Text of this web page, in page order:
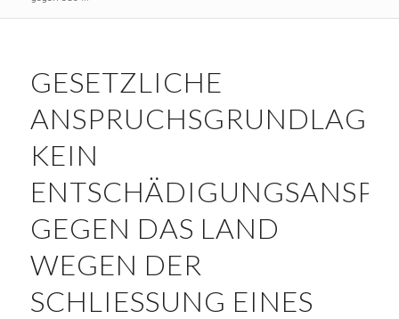
GESETZLICHE
KEIN
GEGEN DAS LAND
WEGEN DER
SCHLIESSUNG EINES F